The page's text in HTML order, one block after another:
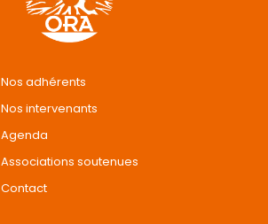
Nos adhérents
Nos intervenants
Agenda
Associations soutenues
Contact